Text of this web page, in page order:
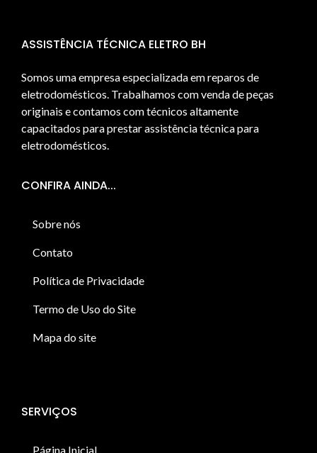
ASSISTÊNCIA TÉCNICA ELETRO BH
Somos uma empresa especializada em reparos de
eletrodomésticos. Trabalhamos com venda de peças
originais e contamos com técnicos altamente
capacitados para prestar assistência técnica para
eletrodomésticos.
CONFIRA AINDA...
Sobre nós
Contato
Política de Privacidade
Termo de Uso do Site
Mapa do site
SERVIÇOS
Página Inicial